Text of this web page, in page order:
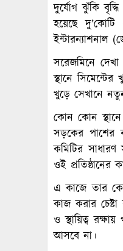
দুর্যোগ ঝুঁকি
হয়েছে দু’কোটি
ইন্টারন্যাশনাল
সরেজমিনে
স্থানে
খুড়ে সেখানে
কোন কোন স্থানে
সড়কের পাশের
কমিটির
ওই প্রতিষ্ঠানের
এ কাজে তার
কাজ করার
ও স্থায়িত্ব
আসবে না।